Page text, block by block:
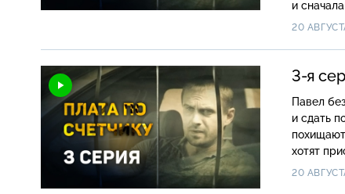
и
20
3-я
Павел
и сдать
хотят
20